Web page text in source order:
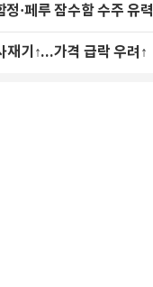
·페루 잠수함 수주 유력
재기↑...가격 급락 우려↑